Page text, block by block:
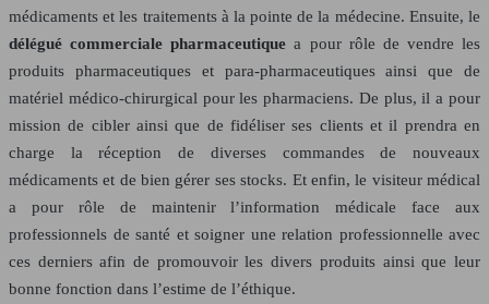
médicaments et les traitements à la pointe de la médecine. Ensuite, le
délégué commerciale pharmaceutique a pour rôle de vendre les
produits pharmaceutiques et para-pharmaceutiques ainsi que de
matériel médico-chirurgical pour les pharmaciens. De plus, il a pour
mission de cibler ainsi que de fidéliser ses clients et il prendra en
charge la réception de diverses commandes de nouveaux
médicaments et de bien gérer ses stocks. Et enfin, le visiteur médical
a pour rôle de maintenir l’information médicale face aux
professionnels de santé et soigner une relation professionnelle avec
ces derniers afin de promouvoir les divers produits ainsi que leur
bonne fonction dans l’estime de l’éthique.